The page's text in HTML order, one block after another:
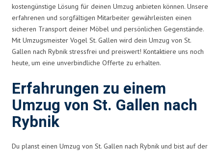
kostengünstige Lösung für deinen Umzug anbieten können. Unsere
erfahrenen und sorgfältigen Mitarbeiter gewährleisten einen
sicheren Transport deiner Möbel und persönlichen Gegenstände.
Mit Umzugsmeister Vogel St. Gallen wird dein Umzug von St.
Gallen nach Rybnik stressfrei und preiswert! Kontaktiere uns noch
heute, um eine unverbindliche Offerte zu erhalten.
Erfahrungen zu einem
Umzug von St. Gallen nach
Rybnik
Du planst einen Umzug von St. Gallen nach Rybnik und bist auf der